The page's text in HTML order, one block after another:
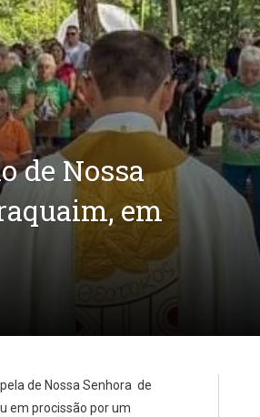
de Nossa
em
de Nossa Senhora de
em procissão por um